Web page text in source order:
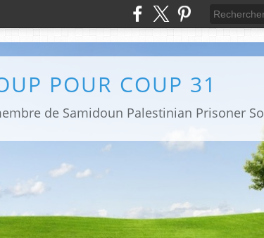
POUR COUP 31
de Samidoun Palestinian Prisoner